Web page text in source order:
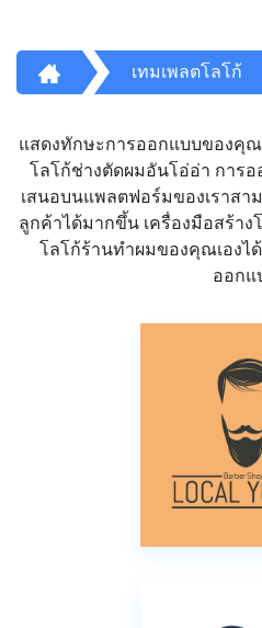
เทมเพลตโลโก้
แสดงทักษะการออกแบบของคุ
โลโก้ช่างตัดผมอันโอ่อ่า การ
เสนอบนแพลตฟอร์มของเราสา
ลูกค้าได้มากขึ้น เครื่องมือสร้าง
โลโก้ร้านทำผมของคุณเองไ
ออกแ